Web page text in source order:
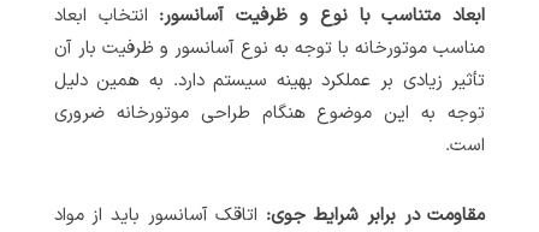
ابعاد متناسب با نوع و ظرفیت آسانسور: انتخاب ابعاد
مناسب موتورخانه با توجه به نوع آسانسور و ظرفیت بار آن
تأثیر زیادی بر عملکرد بهینه سیستم دارد. به همین دلیل
توجه به این موضوع هنگام طراحی موتورخانه ضروری
است.
مقاومت در برابر شرایط جوی: اتاقک آسانسور باید از مواد